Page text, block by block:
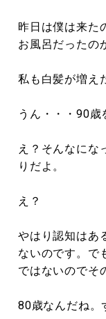
昨日は僕は来た
お風呂だったの
私も白髪が増え
うん・・・90歳
え？そんなにな
りだよ。
え？
やはり認知はあ
ないのです。で
ではないのでそ
80歳なんだね。